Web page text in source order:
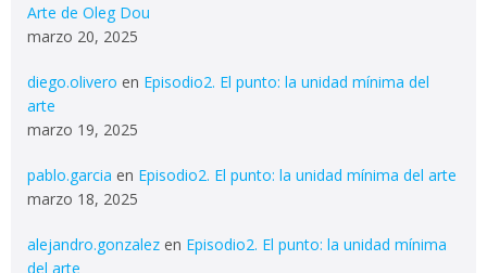
Arte de Oleg Dou
marzo 20, 2025
diego.olivero en Episodio2. El punto: la unidad mínima del
arte
marzo 19, 2025
pablo.garcia en Episodio2. El punto: la unidad mínima del arte
marzo 18, 2025
alejandro.gonzalez en Episodio2. El punto: la unidad mínima
del arte